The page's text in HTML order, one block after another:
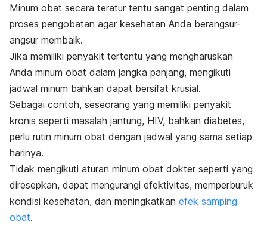
Minum obat secara teratur tentu sangat penting dalam
proses pengobatan agar kesehatan Anda berangsur-
angsur membaik.
Jika memiliki penyakit tertentu yang mengharuskan
Anda minum obat dalam jangka panjang, mengikuti
jadwal minum bahkan dapat bersifat krusial.
Sebagai contoh, seseorang yang memiliki penyakit
kronis seperti masalah jantung, HIV, bahkan diabetes,
perlu rutin minum obat dengan jadwal yang sama setiap
harinya.
Tidak mengikuti aturan minum obat dokter seperti yang
diresepkan, dapat mengurangi efektivitas, memperburuk
kondisi kesehatan, dan meningkatkan efek samping
obat.